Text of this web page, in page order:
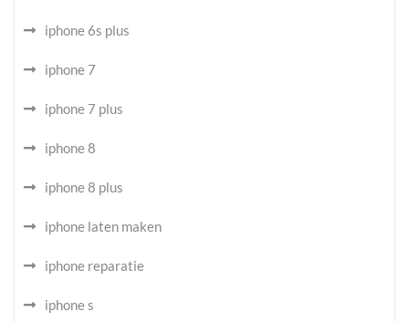
iphone 6s plus
iphone 7
iphone 7 plus
iphone 8
iphone 8 plus
iphone laten maken
iphone reparatie
iphone s